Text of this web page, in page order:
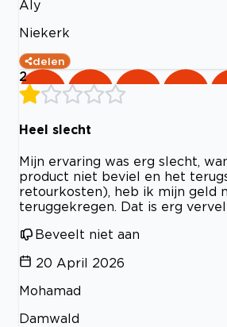
Aly
Niekerk
delen
2
Heel slecht
Mijn ervaring was erg slecht,
product niet beviel en het
retourkosten), heb ik mijn geld
teruggekregen. Dat is erg
Beveelt niet aan
20 April 2026
Mohamad
Damwald